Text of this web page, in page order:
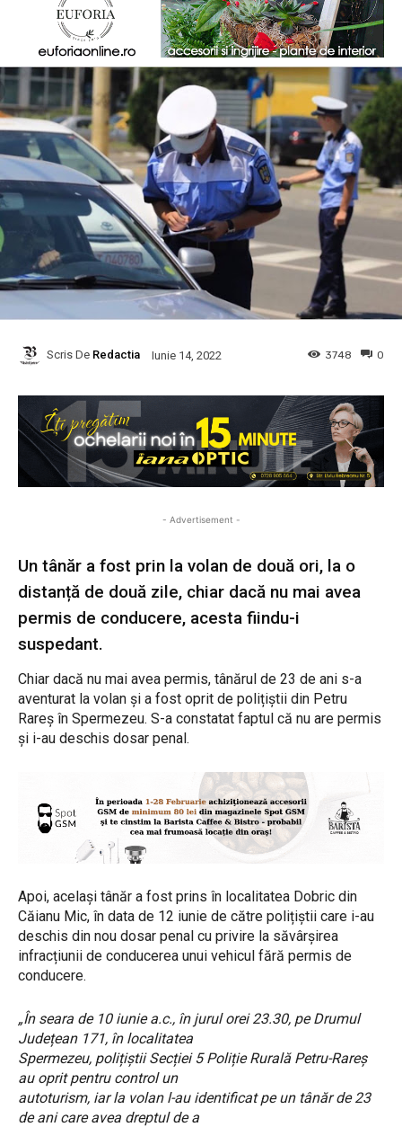
Scris De Redactia Iunie 14, 2022 0
3748
- Advertisement -
Un tânăr a fost prin la volan de două ori, la o
distanță de două zile, chiar dacă nu mai avea
permis de conducere, acesta fiindu-i
suspedant.
Chiar dacă nu mai avea permis, tânărul de 23 de ani s-a
aventurat la volan și a fost oprit de polițiștii din Petru
Rareș în Spermezeu. S-a constatat faptul că nu are permis
și i-au deschis dosar penal.
Apoi, același tânăr a fost prins în localitatea Dobric din
Căianu Mic, în data de 12 iunie de către polițiștii care i-au
deschis din nou dosar penal cu privire la săvârșirea
infracțiunii de conducerea unui vehicul fără permis de
conducere.
„În seara de 10 iunie a.c., în jurul orei 23.30, pe Drumul
Județean 171, în localitatea
Spermezeu, polițiștii Secției 5 Poliție Rurală Petru-Rareș
au oprit pentru control un
autoturism, iar la volan l-au identificat pe un tânăr de 23
de ani care avea dreptul de a